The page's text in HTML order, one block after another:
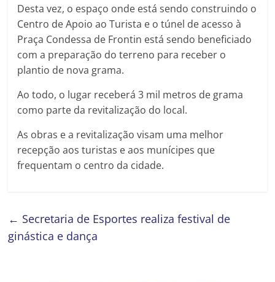
Desta vez, o espaço onde está sendo construindo o
Centro de Apoio ao Turista e o túnel de acesso à
Praça Condessa de Frontin está sendo beneficiado
com a preparação do terreno para receber o
plantio de nova grama.
Ao todo, o lugar receberá 3 mil metros de grama
como parte da revitalização do local.
As obras e a revitalização visam uma melhor
recepção aos turistas e aos munícipes que
frequentam o centro da cidade.
← Secretaria de Esportes realiza festival de
ginástica e dança